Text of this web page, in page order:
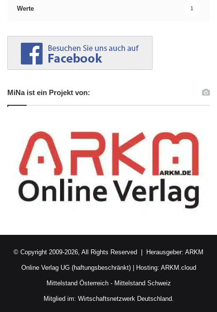
Werte 1
MiNa ist ein Projekt von:
© Copyright 2009-2026, All Rights Reserved | Herausgeber: ARKM
Online Verlag UG (haftungsbeschränkt)| Hosting: ARKM.cloud
Mittelstand Österreich- Mittelstand Schweiz
Mitglied im: Wirtschaftsnetzwerk Deutschland.